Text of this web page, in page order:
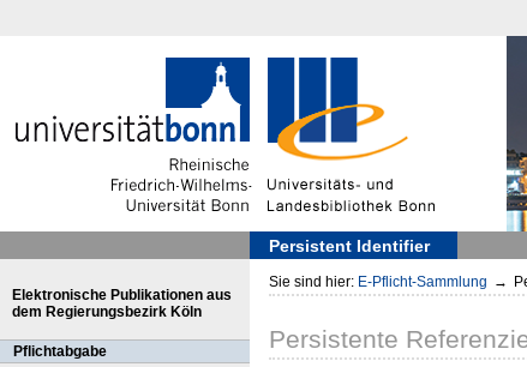
Persistent Identifier
Elektronische Publikationen aus
dem Regierungsbezirk Köln
Pflichtabgabe
Sie sind hier: E-Pflicht-Sammlung →
Persistente